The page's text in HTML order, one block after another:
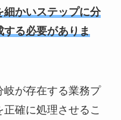
細かいステップに分
る必要がありま
岐が存在する業務プ
確に処理させるこ